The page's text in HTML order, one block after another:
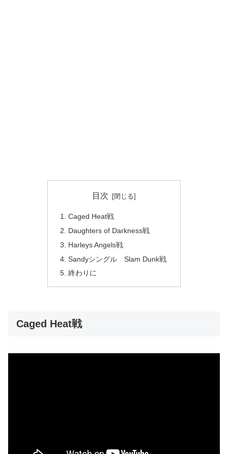
目次
Caged Heat戦
Daughters of Darkness戦
Harleys Angels戦
Sandyシングル Slam Dunk戦
終わりに
Caged Heat戦